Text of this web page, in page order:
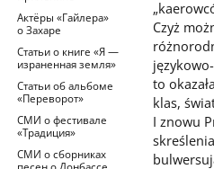
Актёры «Гайлера»
о Захаре
Статьи о книге «Я —
израненная земля»
Статьи об альбоме
«Переворот»
СМИ о фестивале
«Традиция»
СМИ о сборниках
Czyż
to
klas,
I znowu